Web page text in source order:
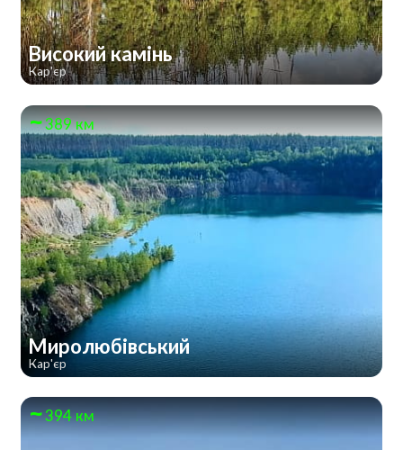
Високий камінь
Кар'єр
389 км
Миролюбівський
Кар'єр
394 км